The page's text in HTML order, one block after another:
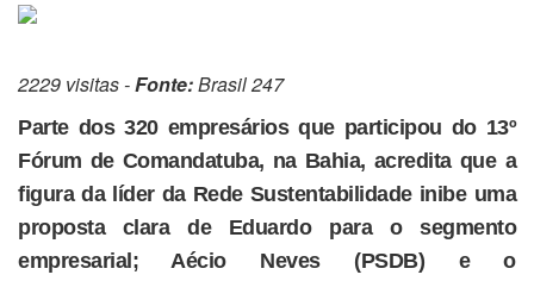
2229 visitas -Fonte:Brasil 247
Parte dos 320 empresários que participou do 13º
Fórum de Comandatuba, na Bahia, acredita que a
figura da líder da Rede Sustentabilidade inibe uma
proposta clara de Eduardo para o segmento
empresarial; Aécio Neves (PSDB) e o